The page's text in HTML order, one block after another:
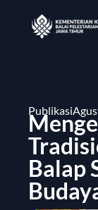
Publikasi
Balap